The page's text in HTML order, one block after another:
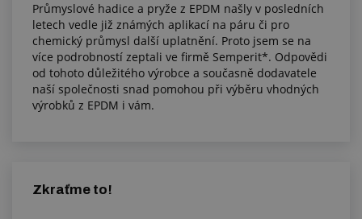
Průmyslové hadice a pryže z EPDM našly v posledních
letech vedle již známých aplikací na páru či pro
chemický průmysl další uplatnění. Proto jsem se na
více podrobností zeptali ve firmě Semperit*. Odpovědi
od tohoto důležitého výrobce a současně dodavatele
naší společnosti snad pomohou při výběru vhodných
výrobků z EPDM i vám.
Zkraťme to!